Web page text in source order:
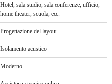
Hotel, sala studio, sala conferenze, ufficio,
home theater, scuola, ecc.
Progettazione del layout
Isolamento acustico
Moderno